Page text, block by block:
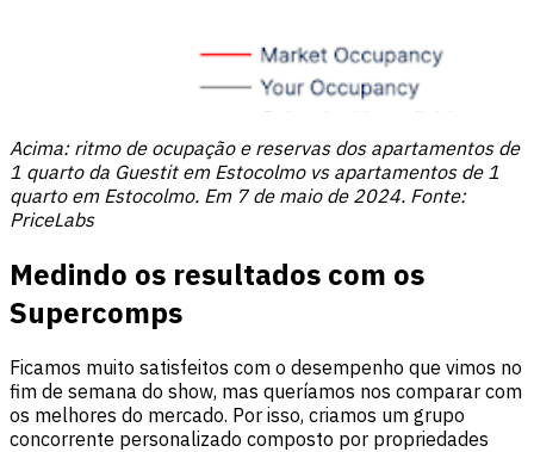
Acima: ritmo de ocupação e reservas dos apartamentos de
1 quarto da Guestit em Estocolmo vs apartamentos de 1
quarto em Estocolmo. Em 7 de maio de 2024. Fonte:
PriceLabs
Medindo os resultados com os
Supercomps
Ficamos muito satisfeitos com o desempenho que vimos no
fim de semana do show, mas queríamos nos comparar com
os melhores do mercado. Por isso, criamos um grupo
concorrente personalizado composto por propriedades